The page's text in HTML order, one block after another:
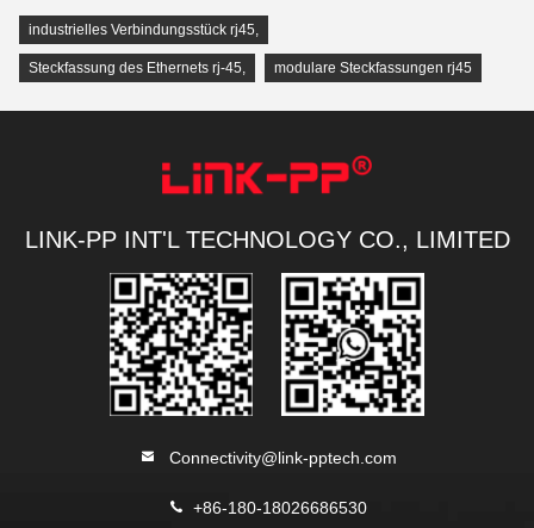
industrielles Verbindungsstück rj45,
Steckfassung des Ethernets rj-45, modulare Steckfassungen rj45
LINK-PP INT'L TECHNOLOGY CO., LIMITED
Connectivity@link-pptech.com
+86-180-18026686530